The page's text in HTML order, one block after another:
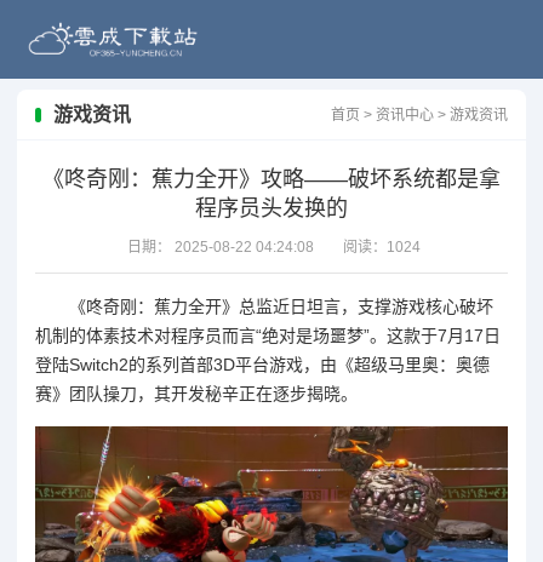
游戏资讯 首页 > 资讯中心 > 游戏资讯
《咚奇刚：蕉力全开》攻略——破坏系统都是拿
程序员头发换的
日期： 2025-08-22 04:24:08 阅读： 1024
《咚奇刚：蕉力全开》总监近日坦言，支撑游戏核心破坏
机制的体素技术对程序员而言“绝对是场噩梦”。这款于7月17日
登陆Switch2的系列首部3D平台游戏，由《超级马里奥：奥德
赛》团队操刀，其开发秘辛正在逐步揭晓。